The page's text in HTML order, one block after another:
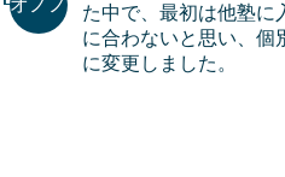
た中で、最初は他塾に
に合わないと思い、個
に変更しました。